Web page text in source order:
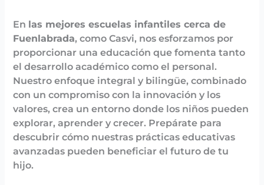
En las mejores escuelas infantiles cerca de
Fuenlabrada, como Casvi, nos esforzamos por
proporcionar una educación que fomenta tanto
el desarrollo académico como el personal.
Nuestro enfoque integral y bilingüe, combinado
con un compromiso con la innovación y los
valores, crea un entorno donde los niños pueden
explorar, aprender y crecer. Prepárate para
descubrir cómo nuestras prácticas educativas
avanzadas pueden beneficiar el futuro de tu
hijo.